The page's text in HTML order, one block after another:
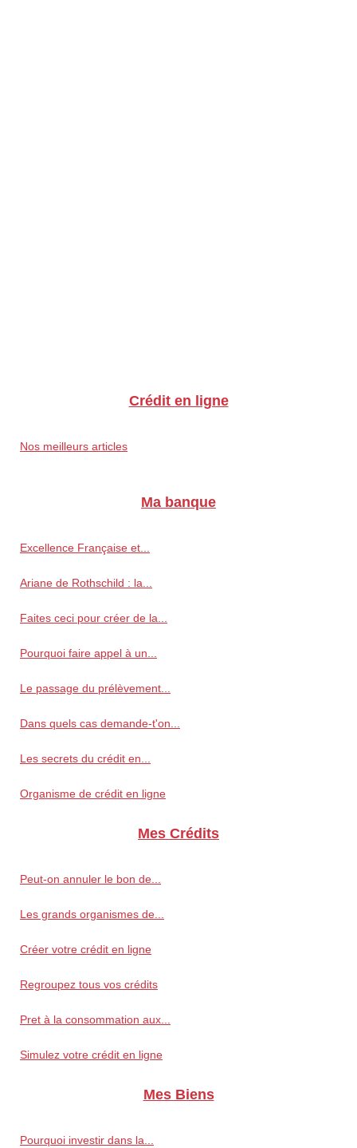
Crédit en ligne
Nos meilleurs articles
Ma banque
Excellence Française et...
Ariane de Rothschild : la...
Faites ceci pour créer de la...
Pourquoi faire appel à un...
Le passage du prélèvement...
Dans quels cas demande-t'on...
Les secrets du crédit en...
Organisme de crédit en ligne
Mes Crédits
Peut-on annuler le bon de...
Les grands organismes de...
Créer votre crédit en ligne
Regroupez tous vos crédits
Pret à la consommation aux...
Simulez votre crédit en ligne
Mes Biens
Pourquoi investir dans la...